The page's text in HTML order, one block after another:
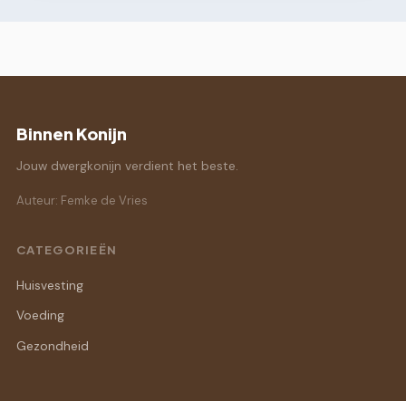
Binnen Konijn
Jouw dwergkonijn verdient het beste.
Auteur: Femke de Vries
CATEGORIEËN
Huisvesting
Voeding
Gezondheid